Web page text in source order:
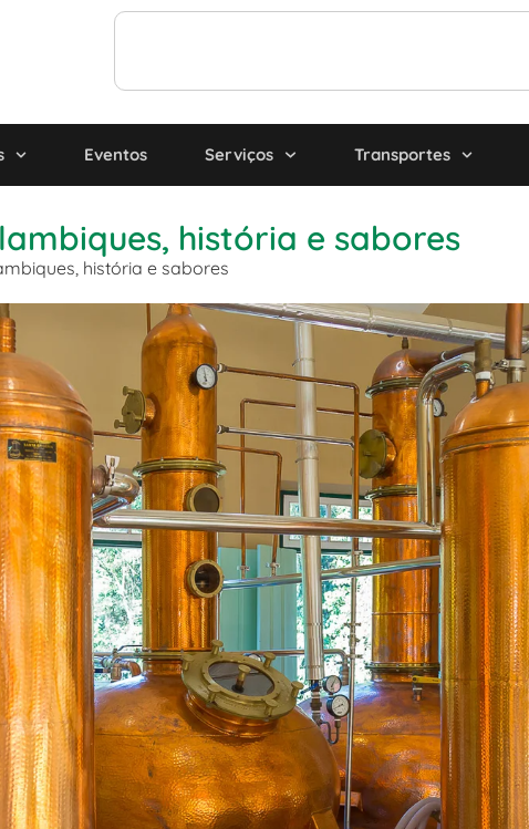
Eventos Serviços Transportes
história e sabores
história e sabores